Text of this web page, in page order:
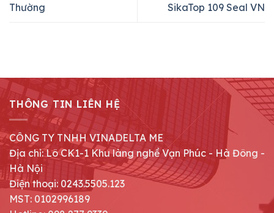
Thường
SikaTop 109 Seal VN
THÔNG TIN LIÊN HỆ
CÔNG TY TNHH VINADELTA ME
Địa chỉ: Lô CK1-1 Khu làng nghề Vạn Phúc - Hà Đông -
Hà Nội
Điện thoại: 0243.5505.123
MST: 0102996189